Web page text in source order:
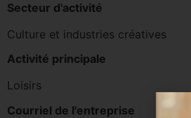
Secteur d'activité
Culture et industries créatives
Activité principale
Loisirs
Courriel de l'entreprise